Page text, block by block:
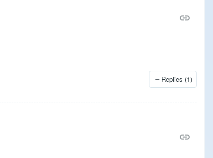
Replies (1)